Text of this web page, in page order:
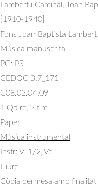
Lambert i Caminal, Joan
[1910-1940]
Fons Joan Baptista Lambert
Música manuscrita
PG; PS
CEDOC 3.7_171
C08.02.04.09
1 Qd rc, 2 f rc
Paper
Música instrumental
Instr: Vl 1/2, Vc
Lliure
Còpia permesa amb